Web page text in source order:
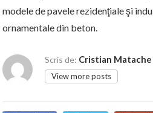
modele de pavele rezidenţiale şi
ornamentale din beton.
Scris de: Cristian Matache
View more posts